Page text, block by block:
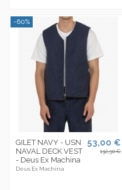
-60%
GILET NAVY - USN
NAVAL DECK VEST
- Deus Ex Machina
Deus Ex Machina
53,00 €
132,50 €